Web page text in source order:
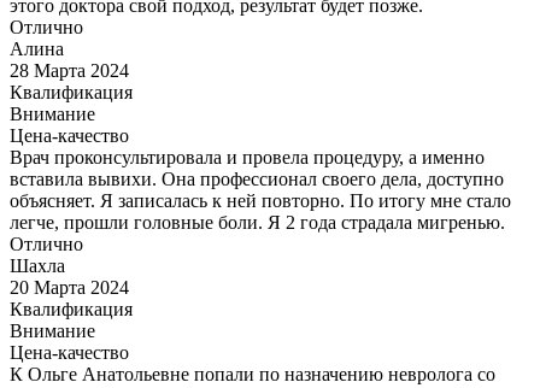
этого доктора свой подход, результат будет позже.
Отлично
Алина
28 Марта 2024
Квалификация
Внимание
Цена-качество
Врач проконсультировала и провела процедуру, а именно
вставила вывихи. Она профессионал своего дела, доступно
объясняет. Я записалась к ней повторно. По итогу мне стало
легче, прошли головные боли. Я 2 года страдала мигренью.
Отлично
Шахла
20 Марта 2024
Квалификация
Внимание
Цена-качество
К Ольге Анатольевне попали по назначению невролога со